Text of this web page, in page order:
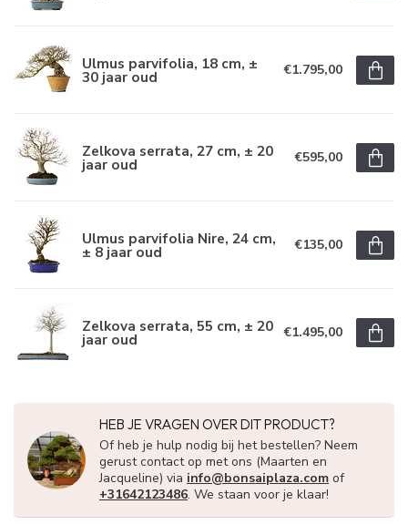
Ulmus parvifolia, 18 cm, ±
30 jaar oud €1.795,00
Zelkova serrata, 27 cm, ± 20
jaar oud €595,00
Ulmus parvifolia Nire, 24 cm,
± 8 jaar oud €135,00
Zelkova serrata, 55 cm, ± 20
jaar oud €1.495,00
HEB JE VRAGEN OVER DIT PRODUCT?
Of heb je hulp nodig bij het bestellen? Neem
gerust contact op met ons (Maarten en
Jacqueline) via info@bonsaiplaza.com of
+31642123486. We staan voor je klaar!